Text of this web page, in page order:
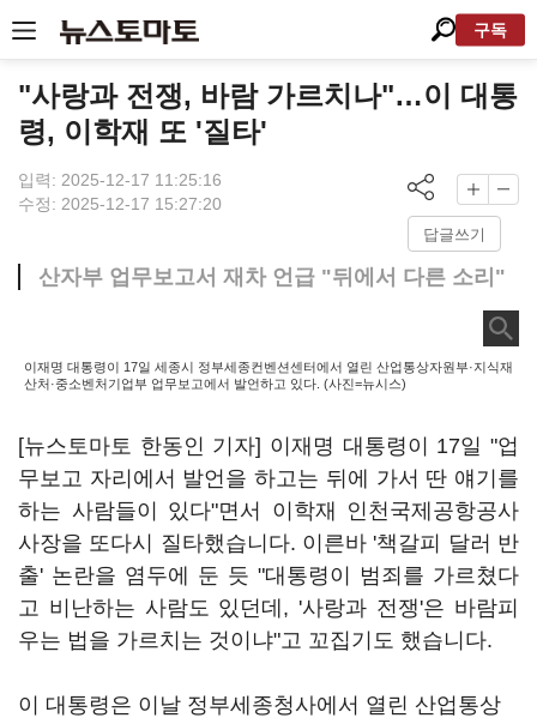
구독
"사랑과 전쟁, 바람 가르치나"…이 대통
령, 이학재 또 '질타'
입력: 2025-12-17 11:25:16
수정: 2025-12-17 15:27:20
답글쓰기
산자부 업무보고서 재차 언급 "뒤에서 다른 소리"
이재명 대통령이 17일 세종시 정부세종컨벤션센터에서 열린 산업통상자원부·지식재
산처·중소벤처기업부 업무보고에서 발언하고 있다. (사진=뉴시스)
[뉴스토마토 한동인 기자] 이재명 대통령이 17일 "업
무보고 자리에서 발언을 하고는 뒤에 가서 딴 얘기를
하는 사람들이 있다"면서 이학재 인천국제공항공사
사장을 또다시 질타했습니다. 이른바 '책갈피 달러 반
출' 논란을 염두에 둔 듯 "대통령이 범죄를 가르쳤다
고 비난하는 사람도 있던데, '사랑과 전쟁'은 바람피
우는 법을 가르치는 것이냐"고 꼬집기도 했습니다.
이 대통령은 이날 정부세종청사에서 열린 산업통상